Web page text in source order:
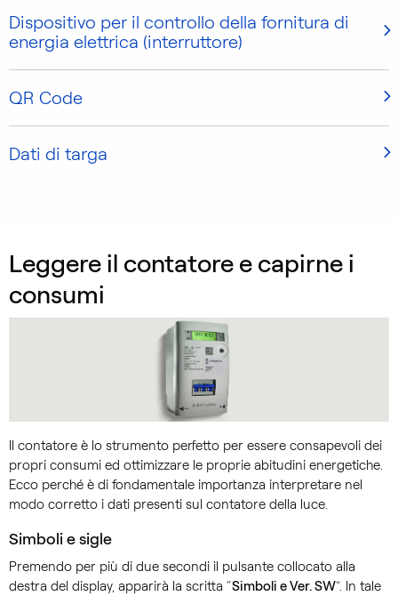
Dispositivo per il controllo della fornitura di
energia elettrica (interruttore)
QR Code
Dati di targa
Leggere il contatore e capirne i
consumi
Il contatore è lo strumento perfetto per essere consapevoli dei
propri consumi ed ottimizzare le proprie abitudini energetiche.
Ecco perché è di fondamentale importanza interpretare nel
modo corretto i dati presenti sul contatore della luce.
Simboli e sigle
Premendo per più di due secondi il pulsante collocato alla
destra del display, apparirà la scritta “Simboli e Ver. SW”. In tale